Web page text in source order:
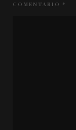
COMENTARIO *